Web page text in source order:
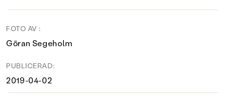
FOTO AV :
Göran Segeholm
PUBLICERAD:
2019-04-02